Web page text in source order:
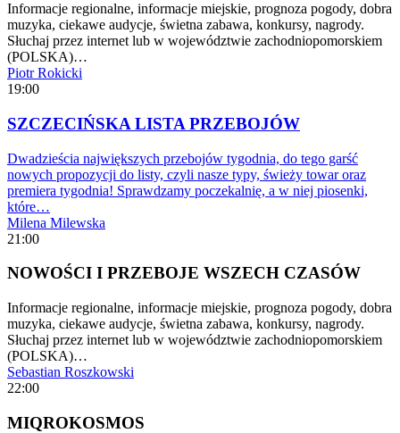
Informacje regionalne, informacje miejskie, prognoza pogody, dobra
muzyka, ciekawe audycje, świetna zabawa, konkursy, nagrody.
Słuchaj przez internet lub w województwie zachodniopomorskiem
(POLSKA)…
Piotr Rokicki
19:00
SZCZECIŃSKA LISTA PRZEBOJÓW
Dwadzieścia największych przebojów tygodnia, do tego garść
nowych propozycji do listy, czyli nasze typy, świeży towar oraz
premiera tygodnia! Sprawdzamy poczekalnię, a w niej piosenki,
które…
Milena Milewska
21:00
NOWOŚCI I PRZEBOJE WSZECH CZASÓW
Informacje regionalne, informacje miejskie, prognoza pogody, dobra
muzyka, ciekawe audycje, świetna zabawa, konkursy, nagrody.
Słuchaj przez internet lub w województwie zachodniopomorskiem
(POLSKA)…
Sebastian Roszkowski
22:00
MIQROKOSMOS